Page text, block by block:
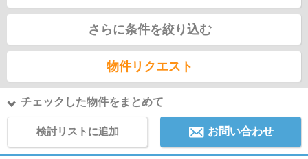
さらに条件を絞り込む
物件リクエスト
チェックした物件をまとめて
検討リストに追加 お問い合わせ